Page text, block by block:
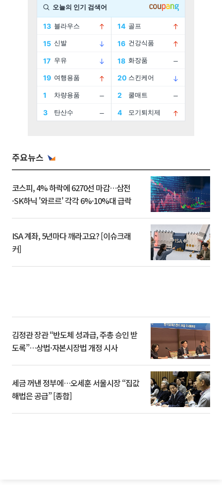
주요뉴스
코스피, 4% 하락에 6270선 마감…삼전
·SK하닉 '와르르' 각각 6%·10%대 급락
ISA 계좌, 5년마다 깨라고요? [이슈크래
커]
김정관 장관 “반도체 성과급, 주총 승인 받
도록”…상법·자본시장법 개정 시사
세금 꺼낸 정부에…오세훈 서울시장 “집값
해법은 공급” [종합]